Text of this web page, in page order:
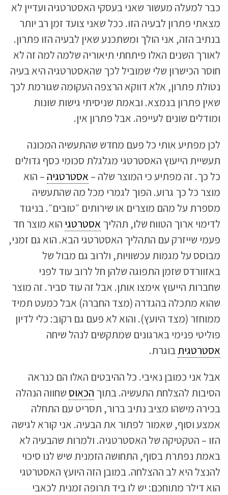
כבר למעלה מעשור שאני בעסקי האסטרטגיה ועדיין לא
מצאתי פתרון לבעיה הזו. ככל שאני צועד זמן רב יותר
בנתיב הזה, אני הולך ומשתכנע שאין לבעיה הזו פתרון.
לאורך השנים האלו פיתחתי תיאוריה שלמה למה זה לא
חוסר הכישרון שלי שמוביל לכך שהאסטרטגיה היא בעיה
נטולת פתרון, אלא דווקא הרצפה העקומה שגורמת לכך
שאין פתרון בנמצא. ובאמת שניסיתי גישות שונות
ומודלים שונים לעייפה. אבל פתרון אין.
לכן מפתיע אותי כל פעם מחדש שהתעשיה המכונה
תעשיית הייעוץ האסטרטגי מגלגלת סכומי כסף גדולים
כל כך. זה מפתיע כי המוצר שלה – אסטרטגיה – הוא
מוצר כל כך גרוע. הפוך לגמרי מכל מה שהתעשיה
מספרת על מהם מוצרים או שירותים ״טובים״. בניגוד
לדימוי ארוך הטווח שלו, תהליך אסטרטגי הוא מוצר חד
פעמי שייזרק עם התהליך האסטרטגי הבא. הוא גם זמני,
מבוסס על מגמות עכשוויות, ולרוב גם מבול של
באזוורדס שזמן התפוגה שלהן חל לרוב עוד לפני
שחברות הייעוץ אימצו אותן. אבל זה עוד סביר. זה מוצר
שהוא מתכלה בהגדרה (מצד החברה) אבל כמעט תמיד
ממוחזר (מצד היועץ). והוא לא פעם גם רקוב: כלי לדיון
פוליטי פנימי בארגונים שמתקשים לנהל שיחה
אסטרטגיתבוגרת.
אבל אני כמובן נאיבי. כל ההיבטים האלו הם כנראה
הסיבות להצלחת התעשיה. בתוך הכאוס שחווה הנהלה
בכירה מישהו מציב נתיב ברור, תסריט עם התחלה
אמצע וסוף, שאמור לפתור את הבעיה. אני קורא לגישה
הזו – הטקטיקה של האסטרטגיה. ולמרות שהבעיה לא
באמת נפתרת בסוף, התחושה הזמנית שיש לנו סיכוי
להנצל היא לב ההצלחה. במובן הזה היועץ האסטרטגי
הוא דילר מתוחכם: יש לו ביד תרופה זמנית לכאבי